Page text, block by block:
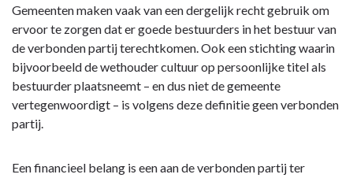
Gemeenten maken vaak van een dergelijk recht gebruik om
ervoor te zorgen dat er goede bestuurders in het bestuur van
de verbonden partij terechtkomen. Ook een stichting waarin
bijvoorbeeld de wethouder cultuur op persoonlijke titel als
bestuurder plaatsneemt – en dus niet de gemeente
vertegenwoordigt – is volgens deze definitie geen verbonden
partij.
Een financieel belang is een aan de verbonden partij ter